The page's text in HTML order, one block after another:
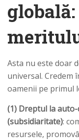
Asta nu este doar
universal. Credem
oamenii pe primul
(1) Dreptul la
(subsidiaritate):
resursele,